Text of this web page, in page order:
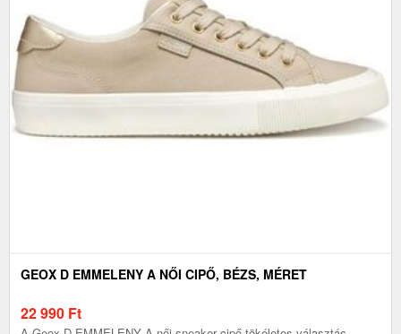
GEOX D EMMELENY A NŐI CIPŐ, BÉZS, MÉRET
22 990 Ft